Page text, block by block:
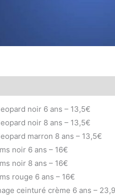
noir 6 ans – 13,5€
noir 8 ans – 13,5€
marron 8 ans – 13,5€
noir 6 ans – 16€
noir 8 ans – 16€
rouge 6 ans – 16€
ceinturé crème 6 ans –